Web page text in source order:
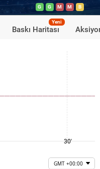
G G M M B
Baskı Haritası
Yeni
30'
GMT +00:00